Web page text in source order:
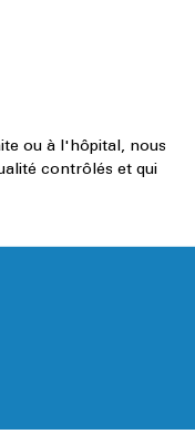
ou à l'hôpital, nous
contrôlés et qui